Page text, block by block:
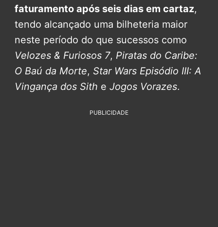
faturamento após seis dias em cartaz,
tendo alcançado uma bilheteria maior
neste período do que sucessos como
Velozes & Furiosos 7, Piratas do Caribe:
O Baú da Morte, Star Wars Episódio III: A
Vingança dos Sith e Jogos Vorazes.
PUBLICIDADE